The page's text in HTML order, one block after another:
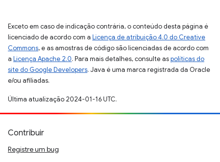
Exceto em caso de indicação contrária, o conteúdo desta página é
licenciado de acordo com a Licença de atribuição 4.0 do Creative
Commons, e as amostras de código são licenciadas de acordo com
a Licença Apache 2.0. Para mais detalhes, consulte aspolíticas do
site do Google Developers. Java é uma marca registrada da Oracle
e/ou afiliadas.
Última atualização 2024-01-16 UTC.
Contribuir
Registre um bug